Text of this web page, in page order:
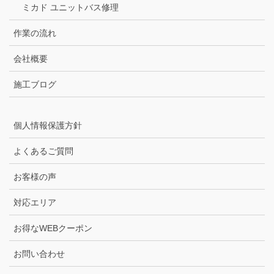
ミカド ユニットバス修理
作業の流れ
会社概要
施工ブログ
個人情報保護方針
よくあるご質問
お客様の声
対応エリア
お得なWEBクーポン
お問い合わせ